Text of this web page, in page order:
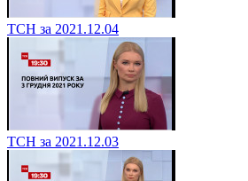
ТСН за 2021.12.04
ТСН за 2021.12.03